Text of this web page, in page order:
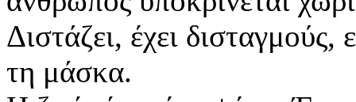
Διστάζει, έχει
τη μάσκα.